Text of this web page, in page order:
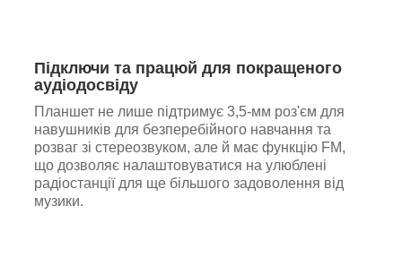
Підключи та працюй для покращеного
аудіодосвіду
Планшет не лише підтримує 3,5-мм роз'єм для
навушників для безперебійного навчання та
розваг зі стереозвуком, але й має функцію FM,
що дозволяє налаштовуватися на улюблені
радіостанції для ще більшого задоволення від
музики.